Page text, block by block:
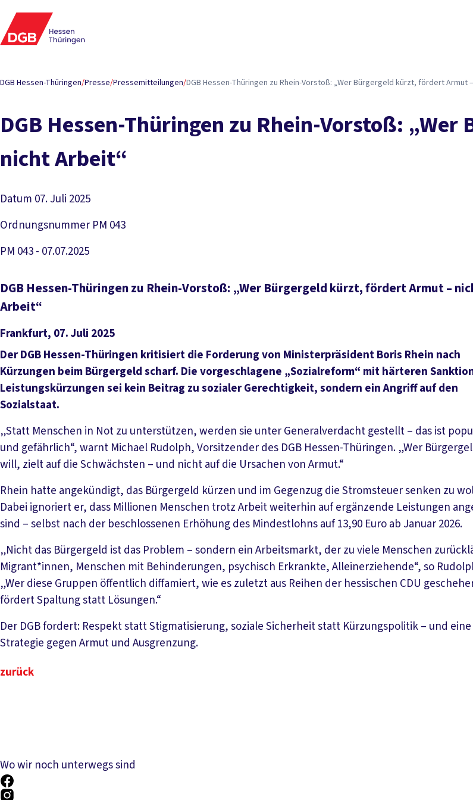
DGB Hessen-Thüringen/Presse/Pressemitteilungen/DGB Hes­sen-T­hü­rin­gen zu Rhein-Vor­stoß: „Wer Bür­ger­geld kürz­t, för­dert Ar­mut
DGB Hes­sen-T­hü­rin­gen zu Rhein-Vor­stoß:
nicht Ar­beit“
Datum 07. Juli 2025
Ordnungsnummer PM 043
PM 043 - 07.07.2025
DGB Hessen-Thüringen zu Rhein-Vorstoß: „Wer Bürgergeld kürzt, fördert Armut –
Arbeit“
Frankfurt, 07. Juli 2025
Der DGB Hessen-Thüringen kritisiert die Forderung von Ministerpräsident Boris Rhein nach
Kürzungen beim Bürgergeld scharf. Die vorgeschlagene „Sozialreform“ mit härteren
Leistungskürzungen sei kein Beitrag zu sozialer Gerechtigkeit, sondern ein Angriff auf den
Sozialstaat.
„Statt Menschen in Not zu unterstützen, werden sie unter Generalverdacht gestellt – das ist
und gefährlich“, warnt Michael Rudolph, Vorsitzender des DGB Hessen-Thüringen. „Wer
will, zielt auf die Schwächsten – und nicht auf die Ursachen von Armut.“
Rhein hatte angekündigt, das Bürgergeld kürzen und im Gegenzug die Stromsteuer senken zu
Dabei ignoriert er, dass Millionen Menschen trotz Arbeit weiterhin auf ergänzende Leistungen
sind – selbst nach der beschlossenen Erhöhung des Mindestlohns auf 13,90 Euro ab Januar 2026.
„Nicht das Bürgergeld ist das Problem – sondern ein Arbeitsmarkt, der zu viele Menschen
Migrant*innen, Menschen mit Behinderungen, psychisch Erkrankte, Alleinerziehende“, so
„Wer diese Gruppen öffentlich diffamiert, wie es zuletzt aus Reihen der hessischen CDU
fördert Spaltung statt Lösungen.“
Der DGB fordert: Respekt statt Stigmatisierung, soziale Sicherheit statt Kürzungspolitik – und
Strategie gegen Armut und Ausgrenzung.
zurück
Wo wir noch unterwegs sind